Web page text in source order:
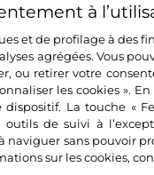
à
et de profilage à des
agrégées. Vous
ou retirer votre
les cookies ».
dispositif. La touche «
de suivi à
naviguer sans pouvoir
sur les cookies,